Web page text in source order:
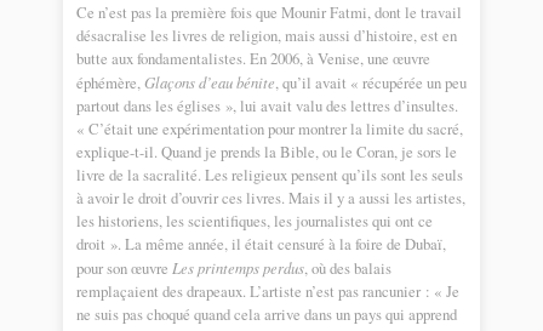
Ce n’est pas la première fois que Mounir Fatmi, dont le travail
désacralise les livres de religion, mais aussi d’histoire, est en
butte aux fondamentalistes. En 2006, à Venise, une œuvre
éphémère,Glaçons d’eau bénite, qu’il avait « récupérée un peu
partout dans les églises », lui avait valu des lettres d’insultes.
« C’était une expérimentation pour montrer la limite du sacré,
explique-t-il. Quand je prends la Bible, ou le Coran, je sors le
livre de la sacralité. Les religieux pensent qu’ils sont les seuls
à avoir le droit d’ouvrir ces livres. Mais il y a aussi les artistes,
les historiens, les scientifiques, les journalistes qui ont ce
droit ». La même année, il était censuré à la foire de Dubaï,
pour son œuvre Les printemps perdus, où des balais
remplaçaient des drapeaux. L’artiste n’est pas rancunier : « Je
ne suis pas choqué quand cela arrive dans un pays qui apprend